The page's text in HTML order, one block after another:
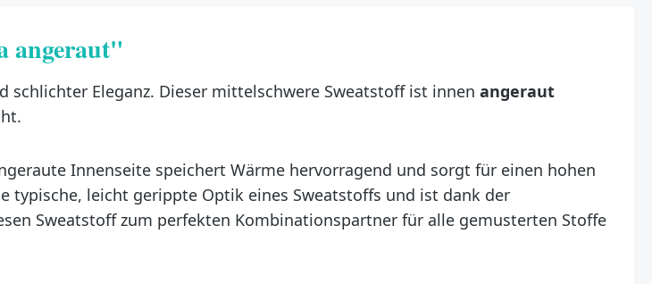
angeraut"
Eleganz. Dieser mittelschwere Sweatstoff ist innen angeraut
Innenseite speichert Wärme hervorragend und sorgt für einen hohen
typische, leicht gerippte Optik eines Sweatstoffs und ist dank der
Sweatstoff zum perfekten Kombinationspartner für alle gemusterten Stoffe